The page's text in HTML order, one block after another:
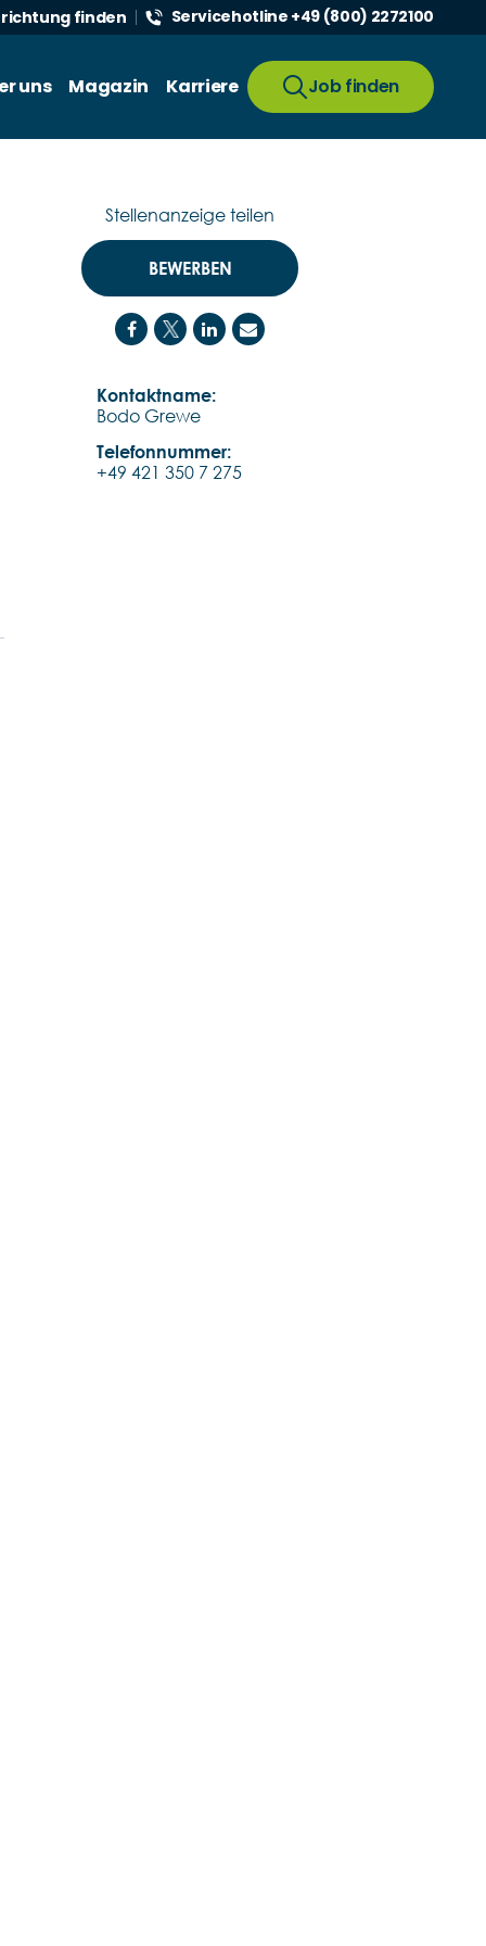
finden Servicehotline +49 (800) 2272100
uns Magazin Karriere Job finden
BEWERBEN
Kontaktname:
Bodo Grewe
Telefonnummer:
+49 421 350 7 275
Stellenanzeige teilen